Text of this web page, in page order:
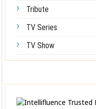
Tribute
TV Series
TV Show